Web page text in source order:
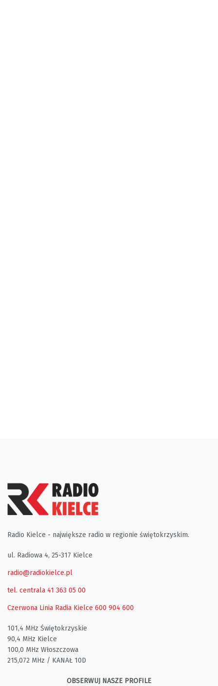
Radio Kielce - największe radio w regionie świętokrzyskim.
ul. Radiowa 4, 25-317 Kielce
radio@radiokielce.pl
tel. centrala 41 363 05 00
Czerwona Linia Radia Kielce 600 904 600
101,4 MHz Świętokrzyskie
90,4 MHz Kielce
100,0 MHz Włoszczowa
215,072 MHz / KANAŁ 10D
OBSERWUJ NASZE PROFILE